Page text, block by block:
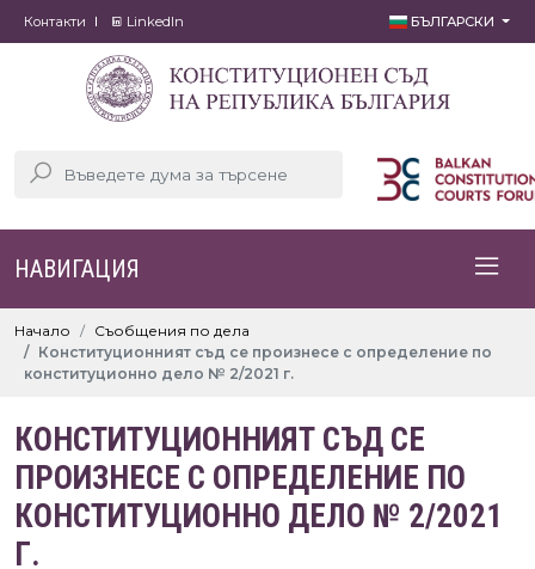
Контакти LinkedIn БЪЛГАРСКИ
НАВИГАЦИЯ
Начало
Съобщения по дела
Конституционният съд се произнесе с определение по
конституционно дело № 2/2021 г.
КОНСТИТУЦИОННИЯТ СЪД СЕ
ПРОИЗНЕСЕ С ОПРЕДЕЛЕНИЕ ПО
КОНСТИТУЦИОННО ДЕЛО № 2/2021
Г.